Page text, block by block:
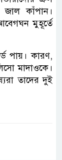
কাঁপান।
মুহূর্তে
পায়। কারণ,
মাদাওকে।
তাদের দুই